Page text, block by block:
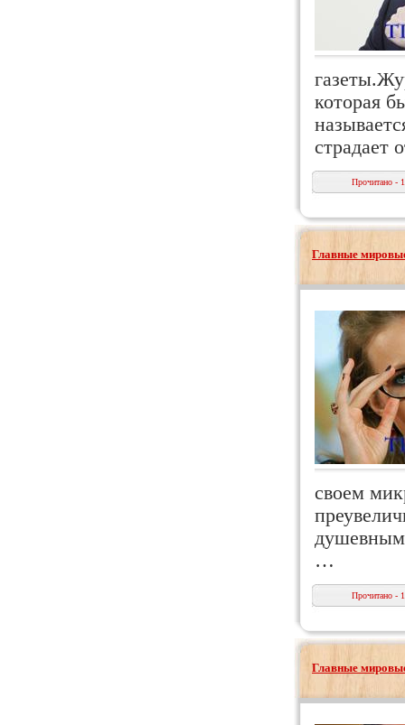
которая
страдает
Прочитано -
Главные
своем
…
Прочитано -
Главные